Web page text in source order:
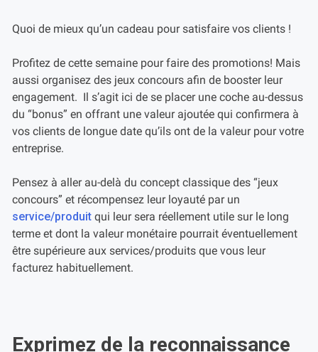
Quoi de mieux qu’un cadeau pour satisfaire vos clients !
Profitez de cette semaine pour faire des promotions! Mais
aussi organisez des jeux concours afin de booster leur
engagement. Il s’agit ici de se placer une coche au-dessus
du “bonus” en offrant une valeur ajoutée qui confirmera à
vos clients de longue date qu’ils ont de la valeur pour votre
entreprise.
Pensez à aller au-delà du concept classique des “jeux
concours” et récompensez leur loyauté par un
service/produit qui leur sera réellement utile sur le long
terme et dont la valeur monétaire pourrait éventuellement
être supérieure aux services/produits que vous leur
facturez habituellement.
Exprimez de la reconnaissance